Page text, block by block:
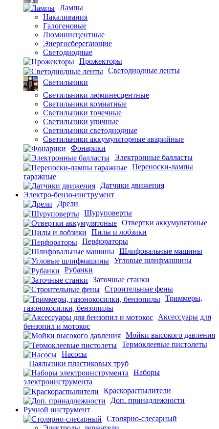
Лампы
Накаливания
Галогеновые
Люминисцентные
Энергосберегающие
Светодиодные
Прожекторы
Светодиодные ленты
Светильники
Светильники люминесцентные
Светильники комнатные
Светильники точечные
Светильники уличные
Светильники светодиодные
Светильники аккумуляторные аварийные
Фонарики
Электронные балласты
Переноски-лампы
гаражные
Датчики движения
Электро-бензо-инструмент
Дрели
Шуруповерты
Отвертки аккумулятоные
Пилы и лобзики
Перфораторы
Шлифовальные машины
Угловые шлифмашины
Рубанки
Заточные станки
Строительные фены
Триммеры,
газонокосилки, бензопилы
Аксессуары для
бензопил и мотокос
Мойки высокого давления
Термоклеевые пистолеты
Насосы
Паяльники пластиковых труб
Наборы
электроинструмента
Краскораспылители
Доп. принадлежности
Ручной инструмент
Столярно-слесарный